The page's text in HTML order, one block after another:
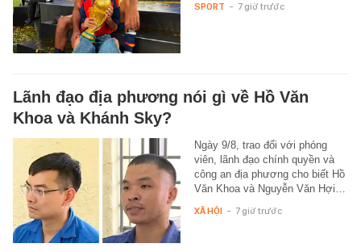
SPORT - 7 giờ trước
Lãnh đạo địa phương nói gì về Hồ Văn
Khoa và Khánh Sky?
Ngày 9/8, trao đổi với phóng
viên, lãnh đạo chính quyền và
công an địa phương cho biết Hồ
Văn Khoa và Nguyễn Văn Hợi…
XÃ HỘI - 7 giờ trước